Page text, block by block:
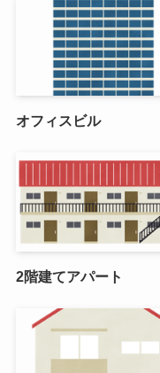
オフィスビル
2階建てアパート